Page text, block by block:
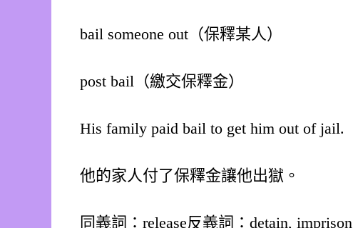
bail someone out（保釋某人）
post bail（繳交保釋金）
His family paid bail to get him out of jail.
他的家人付了保釋金讓他出獄。
同義詞：release反義詞：detain, imprison